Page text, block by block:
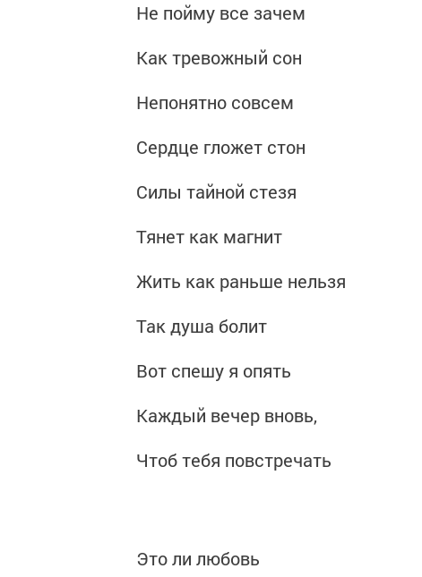
Не пойму все зачем
Как тревожный сон
Непонятно совсем
Сердце гложет стон
Силы тайной стезя
Тянет как магнит
Жить как раньше нельзя
Так душа болит
Вот спешу я опять
Каждый вечер вновь,
Чтоб тебя повстречать
Это ли любовь